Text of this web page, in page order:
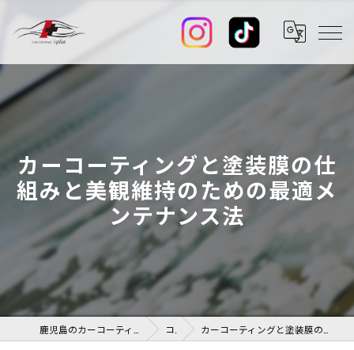
カーコーティングと塗装膜の仕
組みと美観維持のための最適メ
ンテナンス法
コラム カーコーティングと塗装膜の仕組みと美観維持のための最適メンテナンス法